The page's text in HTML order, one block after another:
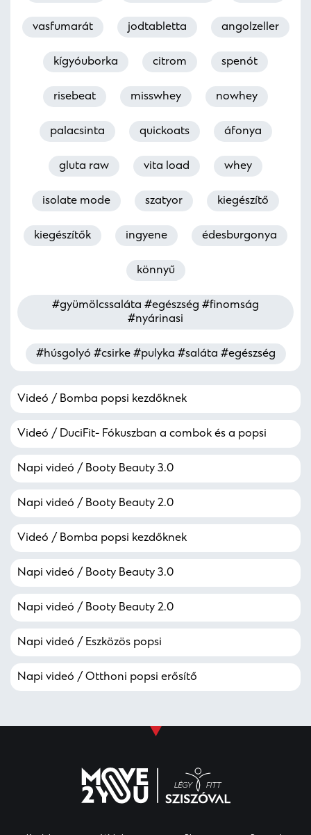
vasfumarát jodtabletta angolzeller
kígyóuborka citrom spenót
risebeat misswhey nowhey
palacsinta quickoats áfonya
gluta raw vita load whey
isolate mode szatyor kiegészítő
kiegészítők ingyene édesburgonya
könnyű
#gyümölcssaláta #egészség #finomság
#nyárinasi
#húsgolyó #csirke #pulyka #saláta #egészség
Videó / Bomba popsi kezdőknek
Videó / DuciFit- Fókuszban a combok és a popsi
Napi videó / Booty Beauty 3.0
Napi videó / Booty Beauty 2.0
Videó / Bomba popsi kezdőknek
Napi videó / Booty Beauty 3.0
Napi videó / Booty Beauty 2.0
Napi videó / Eszközös popsi
Napi videó / Otthoni popsi erősítő